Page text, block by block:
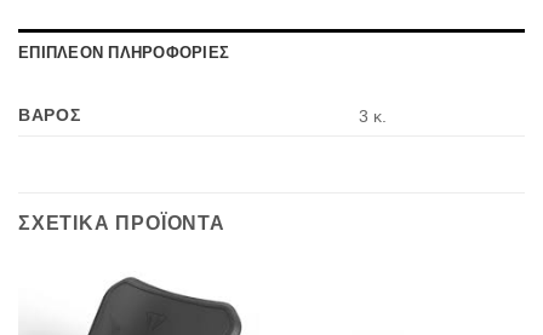
ΕΠΙΠΛΕΟΝ ΠΛΗΡΟΦΟΡΙΕΣ
ΒΑΡΟΣ 3 κ.
ΣΧΕΤΙΚΑ ΠΡΟΪΟΝΤΑ